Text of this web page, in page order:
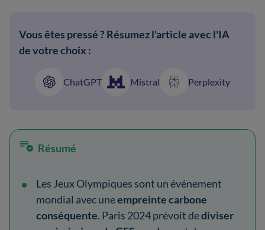
Vous êtes pressé ? Résumez l'article avec l'IA
de votre choix :
ChatGPT Mistral Perplexity
Résumé
Les Jeux Olympiques sont un événement
mondial avec uneempreinte carbone
conséquente. Paris 2024 prévoit dediviser